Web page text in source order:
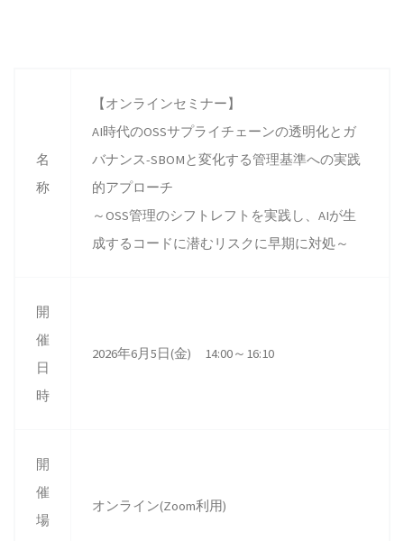
名
称
【オンラインセミナー】
AI時代のOSSサプライチェーンの透明化とガ
バナンス-SBOMと変化する管理基準への実践
的アプローチ
～OSS管理のシフトレフトを実践し、AIが生
成するコードに潜むリスクに早期に対処～
開
催
日
時
2026年6月5日(金) 14:00～16:10
開
催
場
オンライン(Zoom利用)